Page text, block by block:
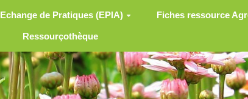
Echange de Pratiques (EPIA) Fiches ressource
Ressourçothèque